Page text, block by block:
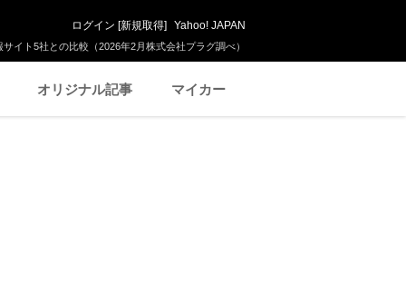
イト5社との比較（2026年2月株式会社プラグ調べ）
ログイン [新規取得] Yahoo! JAPAN
オリジナル記事 マイカー